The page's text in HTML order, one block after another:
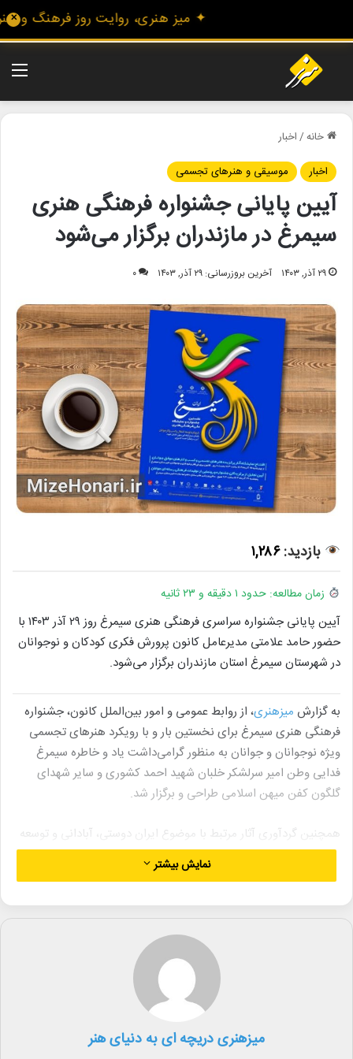
خانه/اخبار
اخبار
موسیقی و هنرهای تجسمی
آیین پایانی جشنواره فرهنگی هنری
سیمرغ در مازندران برگزار می‌شود
۲۹ آذر, ۱۴۰۳ آخرین بروزرسانی: ۲۹ آذر, ۱۴۰۳ ۰
بازدید:۱,۲۸۶
زمان مطالعه: حدود ۱ دقیقه و ۲۳ ثانیه
آیین پایانی جشنواره سراسری فرهنگی هنری سیمرغ روز ۲۹ آذر ۱۴۰۳ با
حضور حامد علامتی مدیرعامل کانون پرورش فکری کودکان و نوجوانان
در شهرستان سیمرغ استان مازندران برگزار می‌شود.
به گزارش میزهنری، از روابط عمومی و امور بین‌الملل کانون، جشنواره
فرهنگی هنری سیمرغ برای نخستین بار و با رویکرد هنرهای تجسمی
ویژه نوجوانان و جوانان به منظور گرامی‌داشت یاد و خاطره سیمرغ
فدایی وطن امیر سرلشکر خلبان شهید احمد کشوری و سایر شهدای
گلگون کفن میهن اسلامی طراحی و برگزار شد.
همچنین گردآوری آثار مرتبط با موضوع ایران دوستی، آبادانی و توسعه
ایران، باورها و ارزش‌ها و بخش ویژه ایثار و شهادت و از خودگذشتگی
برای کشور در راستای فرهنگ سازی و بازنشر مناسب در میان اقشار
گشایش دبیرخانه و رونمایی از پوستر، تیزر و سایت جشنواره آغاز کرد و
ضمن اجرای برنامه‌های مختلف فرهنگی و هنری همزمان با سالگرد
عروج این شهید گرانقدر در ۳۰ آذر ۱۴۰۳ به کار خود پایان خواهد داد.
این جشنواره به همت نماینده مردم سیمرغ، قائمشهر و سوادکوه تدارک
نمایش بیشتر
میزهنری دریچه ای به دنیای هنر
✕ ✦ میز هنری، روایت روز فرهنگ و